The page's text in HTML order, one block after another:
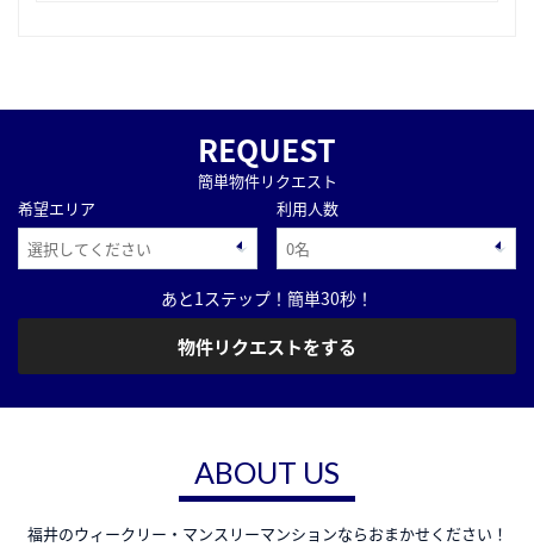
REQUEST
簡単物件リクエスト
希望エリア
利用人数
あと1ステップ！簡単30秒！
物件リクエストをする
ABOUT US
福井のウィークリー・マンスリーマンションならおまかせください！